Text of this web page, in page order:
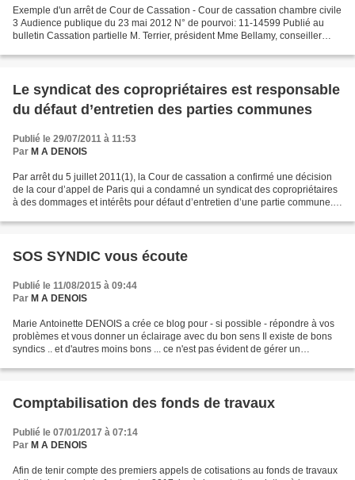
Exemple d'un arrêt de Cour de Cassation - Cour de cassation chambre civile
3 Audience publique du 23 mai 2012 N° de pourvoi: 11-14599 Publié au
bulletin Cassation partielle M. Terrier, président Mme Bellamy, conseiller
Le syndicat des copropriétaires est responsable
du défaut d’entretien des parties communes
Publié le 29/07/2011 à 11:53
Par M A DENOIS
Par arrêt du 5 juillet 2011(1), la Cour de cassation a confirmé une décision
de la cour d’appel de Paris qui a condamné un syndicat des copropriétaires
à des dommages et intérêts pour défaut d’entretien d’une partie commune.
SOS SYNDIC vous écoute
Publié le 11/08/2015 à 09:44
Par M A DENOIS
Marie Antoinette DENOIS a crée ce blog pour - si possible - répondre à vos
problèmes et vous donner un éclairage avec du bon sens Il existe de bons
syndics .. et d'autres moins bons ... ce n'est pas évident de gérer un
Comptabilisation des fonds de travaux
Publié le 07/01/2017 à 07:14
Par M A DENOIS
Afin de tenir compte des premiers appels de cotisations au fonds de travaux